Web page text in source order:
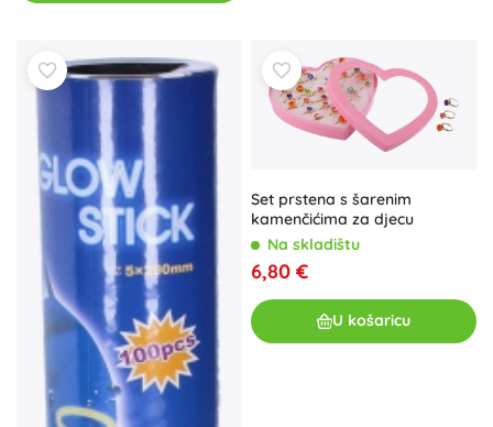
Set prstena s šarenim
kamenčićima za djecu
Na skladištu
6,80 €
U košaricu